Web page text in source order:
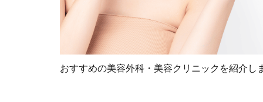
おすすめの美容外科・美容クリニックを紹介し